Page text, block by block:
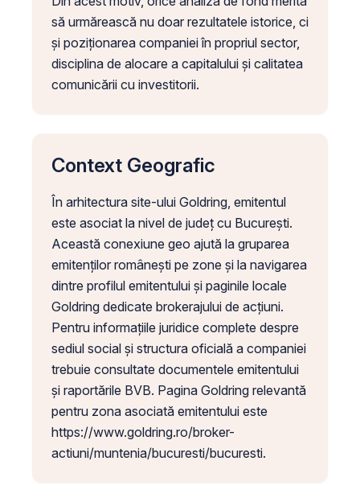
să urmărească nu doar rezultatele istorice, ci
și poziționarea companiei în propriul sector,
disciplina de alocare a capitalului și calitatea
comunicării cu investitorii.
Context Geografic
În arhitectura site-ului Goldring, emitentul
este asociat la nivel de județ cu București.
Această conexiune geo ajută la gruparea
emitenților românești pe zone și la navigarea
dintre profilul emitentului și paginile locale
Goldring dedicate brokerajului de acțiuni.
Pentru informațiile juridice complete despre
sediul social și structura oficială a companiei
trebuie consultate documentele emitentului
și raportările BVB. Pagina Goldring relevantă
pentru zona asociată emitentului este
https://www.goldring.ro/broker-
actiuni/muntenia/bucuresti/bucuresti.